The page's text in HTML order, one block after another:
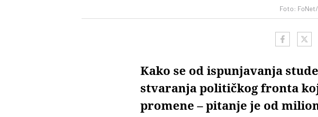
Foto:
Kako se od ispunjavanja
stvaranja političkog fronta
promene – pitanje je od